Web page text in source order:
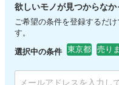
欲しいモノが見つからなか
ご希望の条件を登録するだ
す。
選択中の条件 東京都 売り